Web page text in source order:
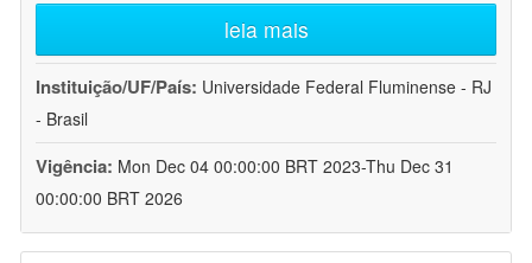
leia mais
Instituição/UF/País: Universidade Federal Fluminense - RJ
- Brasil
Vigência: Mon Dec 04 00:00:00 BRT 2023-Thu Dec 31
00:00:00 BRT 2026